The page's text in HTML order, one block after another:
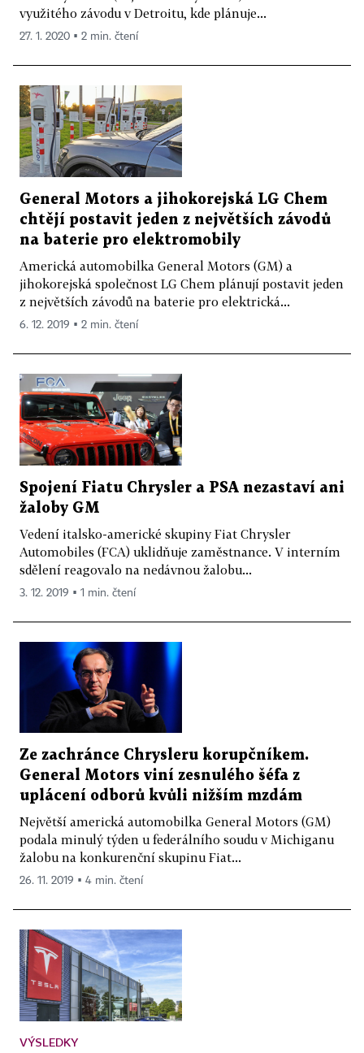
využitého závodu v Detroitu, kde plánuje...
27. 1. 2020 ▪ 2 min. čtení
General Motors a jihokorejská LG Chem
chtějí postavit jeden z největších závodů
na baterie pro elektromobily
Americká automobilka General Motors (GM) a
jihokorejská společnost LG Chem plánují postavit jeden
z největších závodů na baterie pro elektrická...
6. 12. 2019 ▪ 2 min. čtení
Spojení Fiatu Chrysler a PSA nezastaví ani
žaloby GM
Vedení italsko­-americké skupiny Fiat Chrysler
Automobiles (FCA) uklidňuje zaměstnance. V interním
sdělení reagovalo na nedávnou žalobu...
3. 12. 2019 ▪ 1 min. čtení
Ze zachránce Chrysleru korupčníkem.
General Motors viní zesnulého šéfa z
uplácení odborů kvůli nižším mzdám
Největší americká automobilka General Motors (GM)
podala minulý týden u federálního soudu v Michiganu
žalobu na konkurenční skupinu Fiat...
26. 11. 2019 ▪ 4 min. čtení
VÝSLEDKY